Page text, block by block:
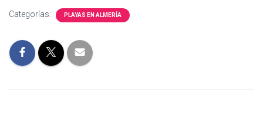
Categorías: PLAYAS EN ALMERÍA